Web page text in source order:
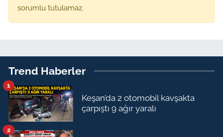
sorumlu tutulamaz.
Trend Haberler
Keşan’da 2 otomobil kavşakta
çarpıştı 9 ağır yaralı
1
2